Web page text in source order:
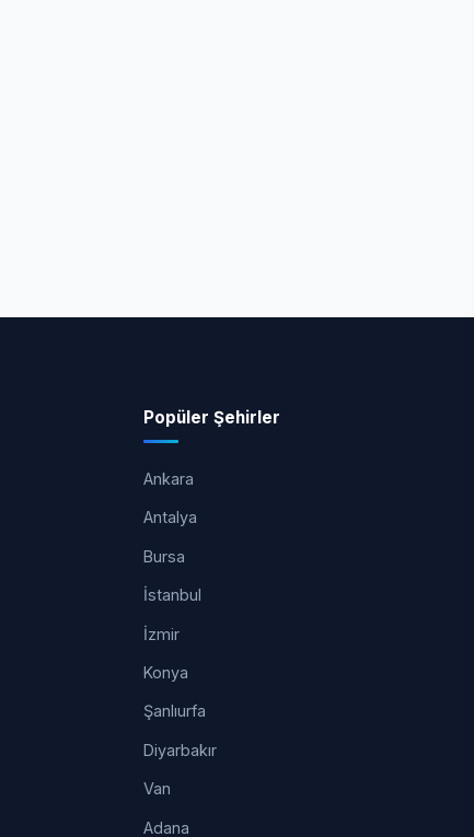
Popüler Şehirler
Ankara
Antalya
Bursa
İstanbul
İzmir
Konya
Şanlıurfa
Diyarbakır
Van
Adana